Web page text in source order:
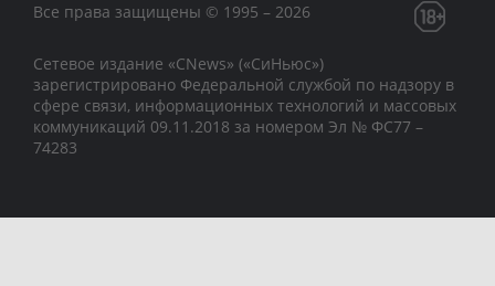
Все права защищены © 1995 – 2026
Сетевое издание «CNews» («СиНьюс»)
зарегистрировано Федеральной службой по надзору в
сфере связи, информационных технологий и массовых
коммуникаций 09.11.2018 за номером Эл № ФС77 –
74283